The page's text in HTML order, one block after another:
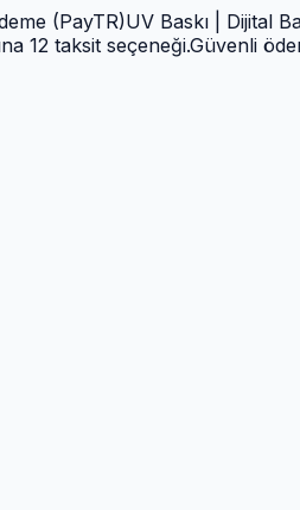
(PayTR)UV Baskı | Dijital
taksit seçeneği.Güvenli ödeme